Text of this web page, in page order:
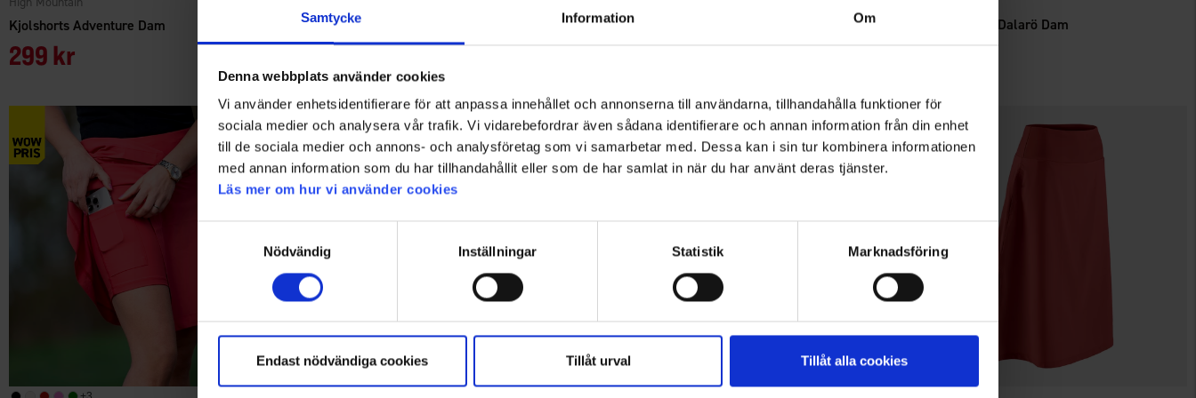
Samtycke Information Om
Denna webbplats använder cookies
Vi använder enhetsidentifierare för att anpassa innehållet och annonserna till användarna, tillhandahålla funktioner för
sociala medier och analysera vår trafik. Vi vidarebefordrar även sådana identifierare och annan information från din enhet
till de sociala medier och annons- och analysföretag som vi samarbetar med. Dessa kan i sin tur kombinera informationen
med annan information som du har tillhandahållit eller som de har samlat in när du har använt deras tjänster.
Läs mer om hur vi använder cookies
Nödvändig
Inställningar Statistik Marknadsföring
Endast nödvändiga cookies Tillåt urval Tillåt alla cookies
Kjolshorts Adventure Dam
299 kr
Kjolshorts Adventure Dam
299 kr
Kjolshorts Äng Dam
349 kr
Fritidsklänning Dalarö Dam
349 kr